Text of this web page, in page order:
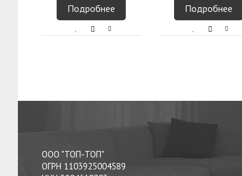
Подробнее Подробнее
ООО "ТОП-ТОП"
ОГРН 1103925004589